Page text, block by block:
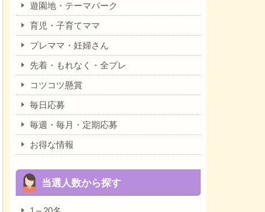
遊園地・テーマパーク
育児・子育てママ
プレママ・妊婦さん
先着・もれなく・全プレ
コツコツ懸賞
毎日応募
毎週・毎月・定期応募
お得な情報
当選人数から探す